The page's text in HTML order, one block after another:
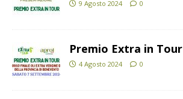
9 Agosto 2024 0
Premio Extra in Tour
4 Agosto 2024 0